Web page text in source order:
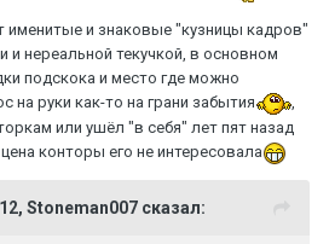
именитые и знаковые "кузницы кадров"
нереальной текучкой, в основном
подскока и место где можно
на руки как-то на грани забытия
или ушёл "в себя" лет пят назад
конторы его не интересовала
Stoneman007 сказал: